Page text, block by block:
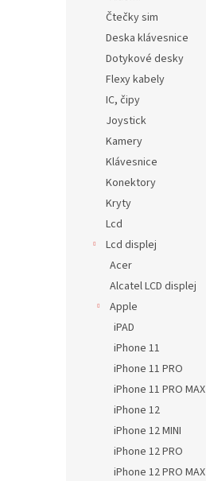
Čtečky sim
Deska klávesnice
Dotykové desky
Flexy kabely
IC, čipy
Joystick
Kamery
Klávesnice
Konektory
Kryty
Lcd
Lcd displej
Acer
Alcatel LCD displej
Apple
iPAD
iPhone 11
iPhone 11 PRO
iPhone 11 PRO MAX
iPhone 12
iPhone 12 MINI
iPhone 12 PRO
iPhone 12 PRO MAX